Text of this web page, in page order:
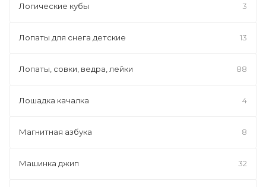
Логические кубы 3
Лопаты для снега детские 13
Лопаты, совки, ведра, лейки 88
Лошадка качалка 4
Магнитная азбука 8
Машинка джип 32